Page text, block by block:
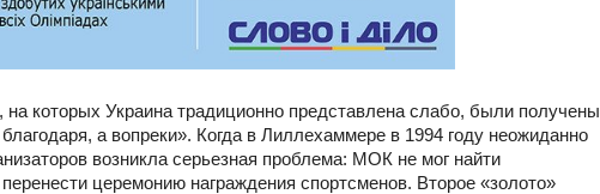
которых Украина традиционно представлена слабо, были получены
а вопреки». Когда в Лиллехаммере в 1994 году неожиданно
возникла серьезная проблема: МОК не мог найти
церемонию награждения спортсменов. Второе «золото»